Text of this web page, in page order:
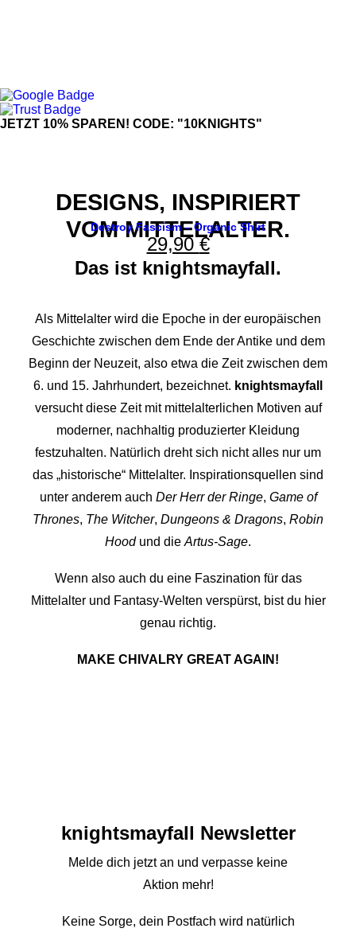
Destroy Fascism – Organic Shirt
29,90€
JETZT 10% SPAREN! CODE: "10KNIGHTS"
DESIGNS, INSPIRIERT
VOM MITTELALTER.
Das ist knightsmayfall.
Als Mittelalter wird die Epoche in der europäischen
Geschichte zwischen dem Ende der Antike und dem
Beginn der Neuzeit, also etwa die Zeit zwischen dem
6. und 15. Jahrhundert, bezeichnet. knightsmayfall
versucht diese Zeit mit mittelalterlichen Motiven auf
moderner, nachhaltig produzierter Kleidung
festzuhalten. Natürlich dreht sich nicht alles nur um
das „historische“ Mittelalter. Inspirationsquellen sind
unter anderem auch Der Herr der Ringe, Game of
Thrones, The Witcher, Dungeons & Dragons, Robin
Hoodund die Artus-Sage.
Wenn also auch du eine Faszination für das
Mittelalter und Fantasy-Welten verspürst, bist du hier
genau richtig.
MAKE CHIVALRY GREAT AGAIN!
knights­mayfall Newsletter
Melde dich jetzt an und verpasse keine
Aktion mehr!
Keine Sorge, dein Postfach wird natürlich